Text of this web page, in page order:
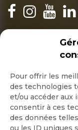
Pour offrir les
des technologies
et/ou accéder aux
consentir à ces
des données
ou les ID uniques
INSCRIPTION
Quotidienne
Hebdo